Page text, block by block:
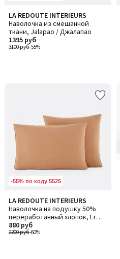
LA REDOUTE INTERIEURS
Наволочка из смешанной
ткани, Jalapao / Джалапао
3100 руб-55%
1395 руб
-55% по коду 5525
LA REDOUTE INTERIEURS
Наволочка на подушку 50%
переработанный хлопок, Erwin
/ Эрвин
2200 руб-60%
880 руб